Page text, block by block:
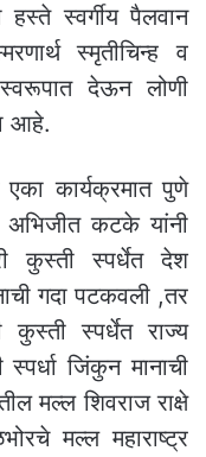
हस्ते स्वर्गीय पैलवान
स्मृतीचिन्ह व
देऊन लोणी
आहे.
कार्यक्रमात पुणे
अभिजीत कटके यांनी
कुस्ती स्पर्धेत देश
गदा पटकवली ,तर
स्पर्धेत राज्य
स्पर्धा जिंकुन मानाची
मल्ल शिवराज राक्षे
मल्ल महाराष्ट्र